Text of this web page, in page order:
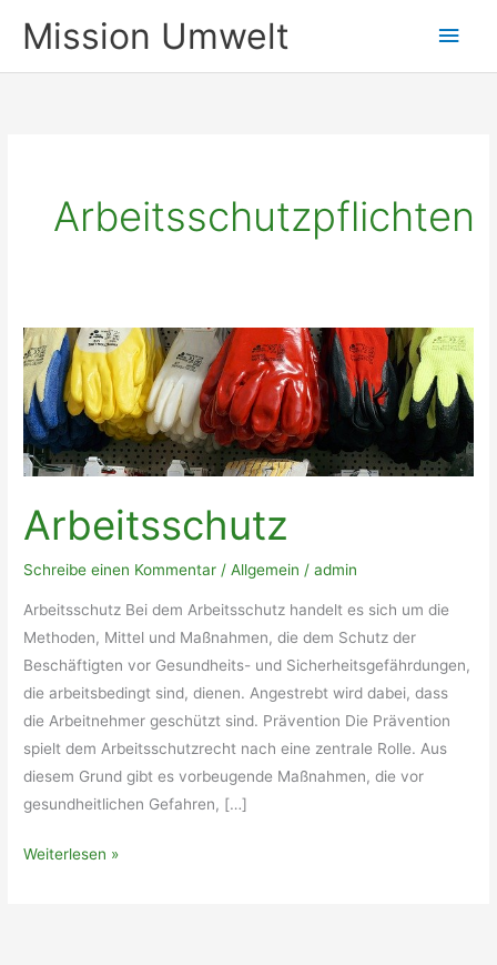
InhaltMission Umwelt
Arbeitsschutzpflichten
Arbeitsschutz
Schreibe einen Kommentar /Allgemein /admin
Arbeitsschutz Bei dem Arbeitsschutz handelt es sich um die
Methoden, Mittel und Maßnahmen, die dem Schutz der
Beschäftigten vor Gesundheits- und Sicherheitsgefährdungen,
die arbeitsbedingt sind, dienen. Angestrebt wird dabei, dass
die Arbeitnehmer geschützt sind. Prävention Die Prävention
spielt dem Arbeitsschutzrecht nach eine zentrale Rolle. Aus
diesem Grund gibt es vorbeugende Maßnahmen, die vor
gesundheitlichen Gefahren, […]
Arbeitsschutz
Weiterlesen »